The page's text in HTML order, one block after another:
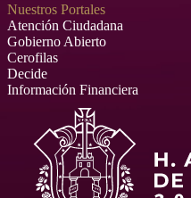
Nuestros Portales
Atención Ciudadana
Gobierno Abierto
Cerofilas
Decide
Información Financiera